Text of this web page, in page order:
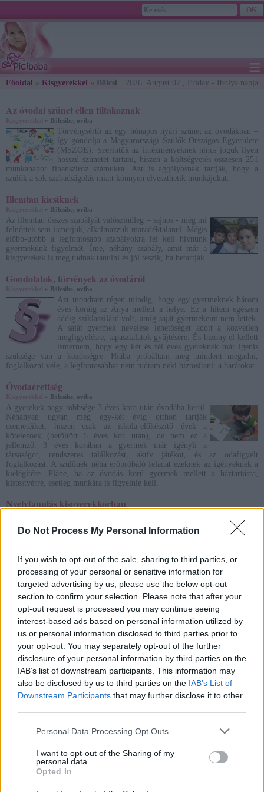
Do Not Process My Personal Information
If you wish to opt-out of the sale, sharing to third parties, or
processing of your personal or sensitive information for
targeted advertising by us, please use the below opt-out
section to confirm your selection. Please note that after your
opt-out request is processed you may continue seeing
interest-based ads based on personal information utilized by
us or personal information disclosed to third parties prior to
your opt-out. You may separately opt-out of the further
disclosure of your personal information by third parties on the
IAB’s list of downstream participants. This information may
also be disclosed by us to third parties on the IAB’s List of
Downstream Participants that may further disclose it to other
Personal Data Processing Opt Outs
I want to opt-out of the Sharing of my
personal data.
Opted In
≡
Főoldal » Kisgyerekkel » Bölcsibe, oviba2026. August 07., Friday - Ibolya napja
Az óvodai szünet ellen tiltakoznak
» Bölcsibe, oviba
Törvénysértő az egy hónapos nyári szünet az óvodákban –
így gondolja a Magyarországi Szülők Országos Egyesülete
(MSZOE). Szerintük az intézményeknek nincs joguk ilyen
hosszú szünetet tartani, hiszen a költségvetés összesen 251
munkanapot finanszíroz számukra. Azt is aggályosnak tartják, hogy a
szülők a sok szabadságolás miatt könnyen elveszthetik munkájukat.
Illemtan kicsiknek
» Bölcsibe, oviba
Az illemtan összes szabályát valószínűleg – sajnos - még mi
felnőttek sem ismerjük, alkalmazzuk maradéktalanul. Mégis
előbb-utóbb a legfontosabb szabályokra fel kell hívnunk
gyermekünk figyelmét. Íme, néhány szabály, amit már a
kisgyerekek is meg tudnak tanulni és jól teszik, ha betartják.
Gondolatok, törvények az óvodáról
» Bölcsibe, oviba
Azt mondtam régen mindig, hogy egy gyermeknek három
éves koráig az Anya mellett a helye. Ez a hitem egészen
addig sziklaszilárd volt, amíg saját gyermekeim nem lettek.
A saját gyermek nevelése lehetőséget adott a közvetlen
megfigyelésre, tapasztalatok gyűjtésére. És bizony el kellett
ismernem, hogy egy két és fél éves gyereknek már igenis
szüksége van a közösségre. Hiába próbáltam meg mindent megadni,
foglalkozni vele, a legfontosabbat nem tudtam neki biztosítani: a barátokat.
Óvodaérettség
» Bölcsibe, oviba
A gyerekek nagy többsége 3 éves kora után óvodába kerül.
Néhányan ugyan még egy-két évig otthon tartják
csemetéiket, hiszen csak az iskola-előkészítő évek a
kötelezőek (betöltött 5 éves kor után), de nem ez a
jellemző. 3 éves korában a gyermek már igényli a
társaságot, rendszeres találkozást, aktív játékot, és az odafigyelt
foglalkozást. A szülőnek néha erőpróbáló feladat ezeknek az igényeknek a
kielégítése. Pláne, ha az óvodás korú gyermek mellett a háztartásra,
kistestvérre, esetleg munkára is figyelnie kell.
Nyelvtanulás kisgyerekkorban
TANULJON? NE TANULJON? Két kérdés, mely a legtöbb
kisgyermekes szülőben felmerül, amikor szóba kerül a korai
szakértői válaszokat kapjunk. Lássunk hát néhányat a leggyakoribb
kérdések közül!
Mit mondhatunk el a gyermeknek?
» Bölcsibe, oviba
A pszichológusok általában az igazmondást részesítik
előnyben a kívánt idill hazudásával szemben. "Egy házban a
gyerekek és a macskák mindig mindenről tudnak” –
viccelődnek a szakemberek. De komolyra fordítva a szót:
kívánatos, hogy egy gyerek olyannak lássa a dolgokat, amilyenek és nem
amilyeneknek lenniük kéne?
Minek öltözzön a gyerek farsangon
Kisgyerekkel» Bölcsibe, oviba
a gyerek egy életre megutálja a beöltözős mulatságokat,
kiválasztanánk a jelmezét, vagy legalábbis megpróbálnánk
Beteg gyerek a közösségben
Kisgyerekkel » Bölcsibe, oviba